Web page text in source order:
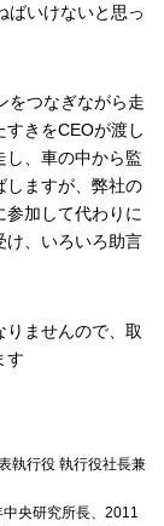
ばいけないと思っ
をつなぎながら走
すきをCEOが渡し
し、車の中から監
しますが、弊社の
加して代わりに
け、いろいろ助言
りませんので、取
す
執行役 執行役社長兼
央研究所長、2011